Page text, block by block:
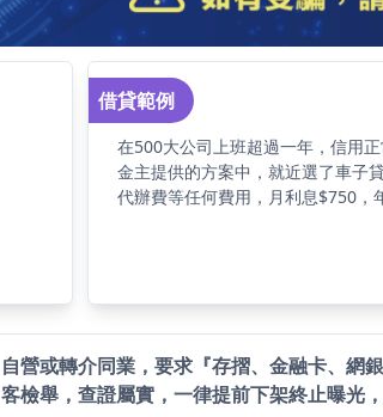
借貸範例
在500大公司上班超過一年，信用
金主提供的方案中，就近選了車子
代辦費等任何費用，月利息$750，
自營或轉介同業，要求『存摺、金融卡、網
客檢舉，查證屬實，一律提前下架終止曝光